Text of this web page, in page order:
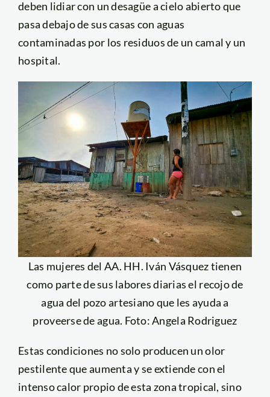
deben lidiar con un desagüe a cielo abierto que
pasa debajo de sus casas con aguas
contaminadas por los residuos de un camal y un
hospital.
Las mujeres del AA. HH. Iván Vásquez tienen
como parte de sus labores diarias el recojo de
agua del pozo artesiano que les ayuda a
proveerse de agua. Foto: Angela Rodriguez
Estas condiciones no solo producen un olor
pestilente que aumenta y se extiende con el
intenso calor propio de esta zona tropical, sino